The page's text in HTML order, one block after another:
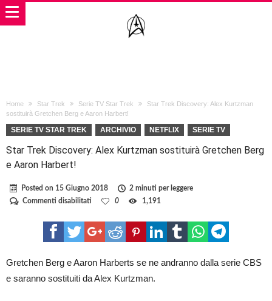
Home Star Trek Serie TV Star Trek
Star Trek Discovery: Alex Kurtzman
sostituirà Gretchen Berg e Aaron Harbert!
SERIE TV STAR TREK ARCHIVIO NETFLIX SERIE TV
Star Trek Discovery: Alex Kurtzman sostituirà Gretchen Berg
e Aaron Harbert!
Posted on 15 Giugno 2018
2 minuti per leggere
Commenti disabilitati
Discovery:
sostituirà
Gretchen
Berg
0 1,191
Gretchen Berg e Aaron Harberts se ne andranno dalla serie CBS
e saranno sostituiti da Alex Kurtzman.